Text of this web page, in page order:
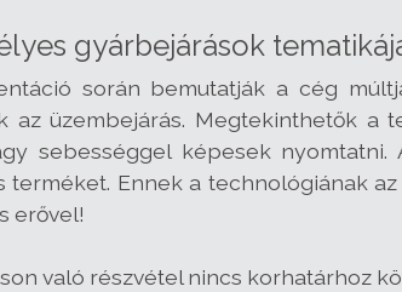
gyárbejárások
során bemutatják a cég
az üzembejárás. Megtekinthetők a
sebességgel képesek
terméket. Ennek a technológiának
erővel!
való részvétel nincs korhatárhoz